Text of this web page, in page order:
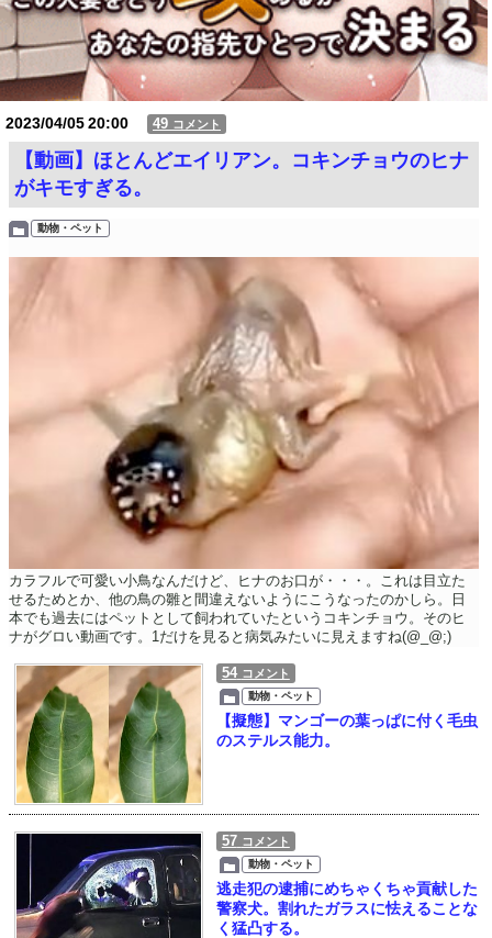
2023/04/0520:00 49 コメント
【動画】ほとんどエイリアン。コキンチョウのヒナ
がキモすぎる。
動物・ペット
カラフルで可愛い小鳥なんだけど、ヒナのお口が・・・。これは目立た
せるためとか、他の鳥の雛と間違えないようにこうなったのかしら。日
本でも過去にはペットとして飼われていたというコキンチョウ。そのヒ
ナがグロい動画です。1だけを見ると病気みたいに見えますね(@_@;)
54 コメント
動物・ペット
【擬態】マンゴーの葉っぱに付く毛虫
のステルス能力。
57 コメント
動物・ペット
逃走犯の逮捕にめちゃくちゃ貢献した
警察犬。割れたガラスに怯えることな
く猛凸する。